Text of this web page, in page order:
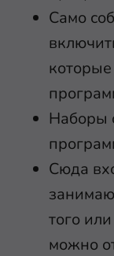
Само
Наборы
Сюда
того
можно